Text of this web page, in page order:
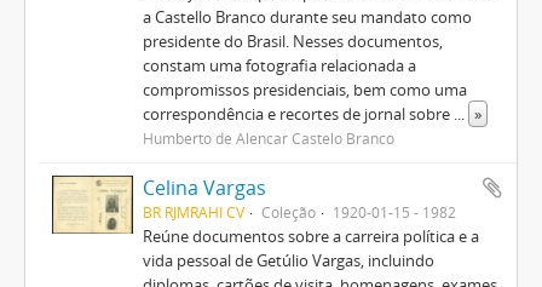
a Castello Branco durante seu mandato como
presidente do Brasil. Nesses documentos,
constam uma fotografia relacionada a
compromissos presidenciais, bem como uma
correspondência e recortes de jornal sobre ... »
Humberto de Alencar Castelo Branco
Celina Vargas
BR RJMRAHI CV Coleção 1920-01-15 - 1982
Reúne documentos sobre a carreira política e a
vida pessoal de Getúlio Vargas, incluindo